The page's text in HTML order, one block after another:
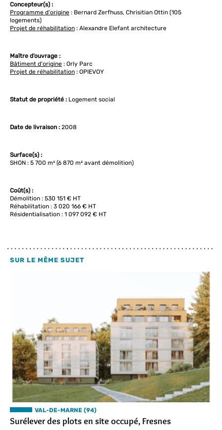
Concepteur(s) :
Programme d'origine : Bernard Zerfhuss, Chrisitian Ottin (105
logements)
Projet de réhabilitation : Alexandre Elefant architecture
Maître d’ouvrage :
Bâtiment d'origine : Orly Parc
Projet de réhabilitation : OPIEVOY
Statut de propriété : Logement social
Date de livraison : 2008
Surface(s) :
SHON : 5 700 m² (6 870 m² avant démolition)
Coût(s) :
Démolition : 530 151 € HT
Réhabilitation : 3 020 166 € HT
Résidentialisation : 1 097 092 € HT
SUR LE MÊME SUJET
VAL-DE-MARNE (94)
Surélever des plots en site occupé, Fresnes